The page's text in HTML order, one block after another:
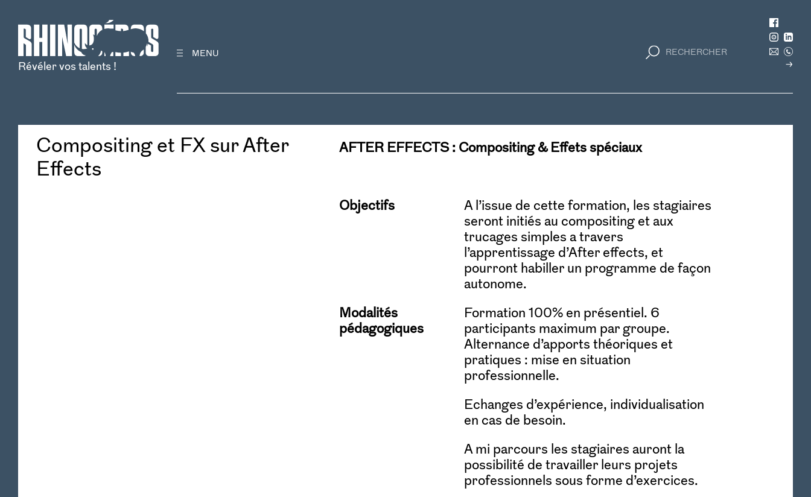
MENU
Révéler vos talents !
Compositing et FX sur After
Effects
AFTER EFFECTS : Compositing & Effets spéciaux
Objectifs
A l’issue de cette formation, les stagiaires
seront initiés au compositing et aux
trucages simples a travers
l’apprentissage d’After effects, et
pourront habiller un programme de façon
autonome.
Modalités
pédagogiques
Formation 100% en présentiel. 6
participants maximum par groupe.
Alternance d’apports théoriques et
pratiques : mise en situation
professionnelle.
Echanges d’expérience, individualisation
en cas de besoin.
A mi parcours les stagiaires auront la
possibilité de travailler leurs projets
professionnels sous forme d’exercices.